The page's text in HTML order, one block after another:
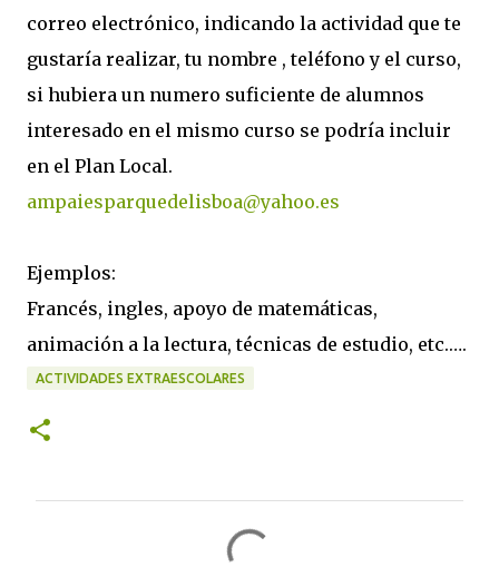
correo electrónico, indicando la actividad que te
gustaría realizar, tu nombre , teléfono y el curso,
si hubiera un numero suficiente de alumnos
interesado en el mismo curso se podría incluir
en el Plan Local.
ampaiesparquedelisboa@yahoo.es
Ejemplos:
Francés, ingles, apoyo de matemáticas,
animación a la lectura, técnicas de estudio, etc.….
ACTIVIDADES EXTRAESCOLARES